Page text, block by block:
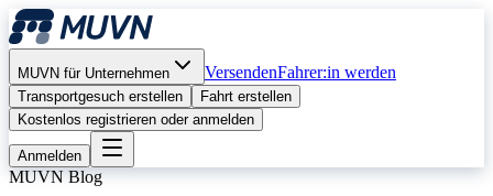
MUVN für Unternehmen VersendenFahrer:in werden
Transportgesuch erstellen
Fahrt erstellen
Kostenlos registrieren oder anmelden
Anmelden
MUVN Blog